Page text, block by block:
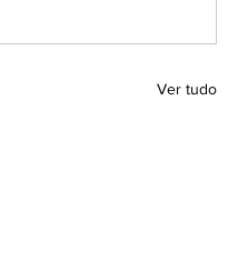
Ver tudo